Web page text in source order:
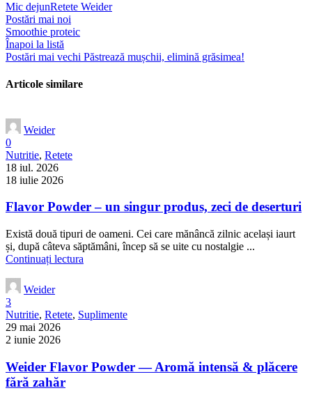
Mic dejunRetete Weider
Postări mai noi
Smoothie proteic
Înapoi la listă
Postări mai vechi Păstrează mușchii, elimină grăsimea!
Articole similare
Weider
0
Nutritie, Retete
18 iul. 2026
18 iulie 2026
Flavor Powder – un singur produs, zeci de deserturi
Există două tipuri de oameni. Cei care mănâncă zilnic același iaurt
și, după câteva săptămâni, încep să se uite cu nostalgie ...
Continuați lectura
Weider
3
Nutritie, Retete, Suplimente
29 mai 2026
2 iunie 2026
Weider Flavor Powder — Aromă intensă & plăcere
fără zahăr